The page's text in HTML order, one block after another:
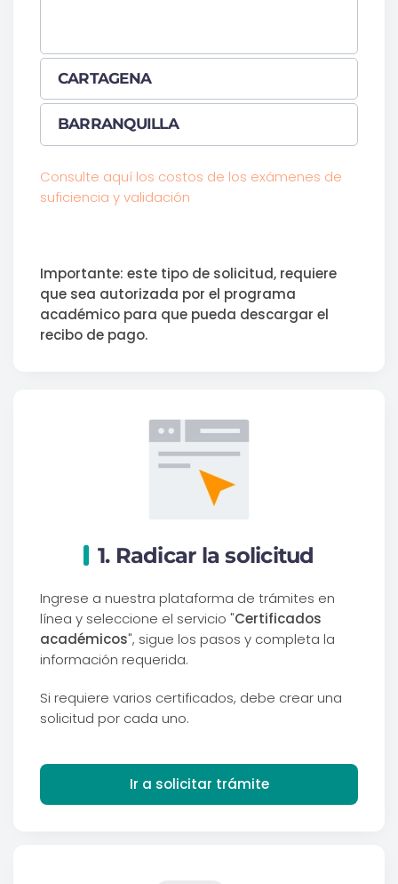
CARTAGENA
BARRANQUILLA
Consulte aquí los costos de los exámenes de
suficiencia y validación
Importante: este tipo de solicitud, requiere
que sea autorizada por el programa
académico para que pueda descargar el
recibo de pago.
1. Radicar la solicitud
Ingrese a nuestra plataforma de trámites en
línea y seleccione el servicio "Certificados
académicos", sigue los pasos y completa la
información requerida.
Si requiere varios certificados, debe crear una
solicitud por cada uno.
Ir a solicitar trámite